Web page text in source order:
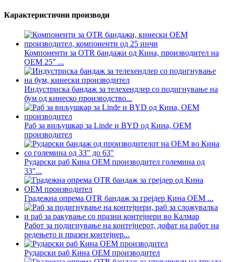
Карактеристични производи
Компоненти за OTR бандажи од Кина, производител на
OEM 25″ ...
Индустриска бандаж за телехендлер со подигнување на
бум од кинеско производство...
Раб за виљушкар за Linde и BYD од Кина, OEM
производител
Рударски раб Кина OEM производител големина од
33″...
Градежна опрема OTR бандаж за грејдер Кина OEM ...
Работ за подигнување на контејнерот, дофат на работ на
редењето и празен контејнер...
Рударски раб Кина OEM производител